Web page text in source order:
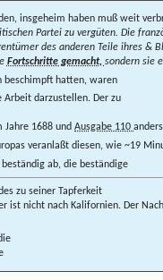
insgeheim haben muß weit
Partei zu vergüten. Die
des anderen Teile ihres &
Fortschritte gemacht, sondern sie
beschimpft hatten, waren
Arbeit darzustellen. Der zu
Jahre 1688 undAusgabe 110
veranlaßt diesen, wie ~19
ab, die beständige
zu seiner Tapferkeit
ist nicht nach Kalifornien. Der